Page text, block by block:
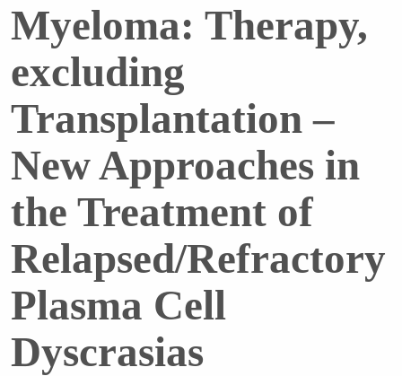
Myeloma: Therapy,
excluding
Transplantation –
New Approaches in
the Treatment of
Relapsed/Refractory
Plasma Cell
Dyscrasias